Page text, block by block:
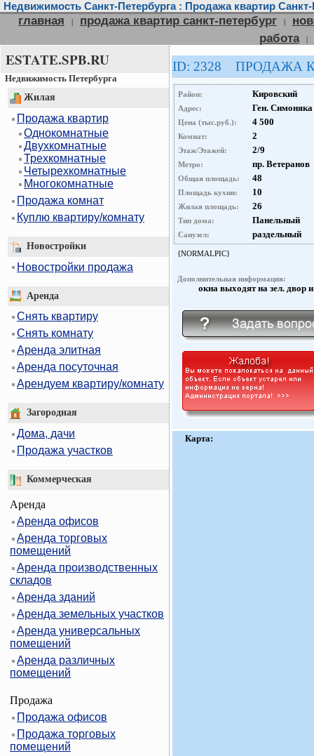
Недвижимость Санкт-Петербурга : Продажа квартир Санкт-
главная | продажа квартир санкт-петербург |
работа
|
ESTATE.SPB.RU
Недвижимость Петербурга
Жилая
Продажа квартир
Однокомнатные
Двухкомнатные
Трехкомнатные
Четырехкомнатные
Многокомнатные
Продажа комнат
Куплю квартиру/комнату
Новостройки
Новостройки продажа
Аренда
Снять квартиру
Снять комнату
Аренда элитная
Аренда посуточная
Арендуем квартиру/комнату
Загородная
Дома, дачи
Продажа участков
Коммерческая
Аренда
Аренда офисов
Аренда торговых
помещений
Аренда производственных
складов
Аренда зданий
Аренда земельных участков
Аренда универсальных
помещений
Аренда различных
помещений
Продажа
Продажа офисов
Продажа торговых
помещений
ID: 2328 ПРОДАЖА
Район: Кировский
Адрес: Ген. Симоняка
Цена (тыс.руб.): 4 500
Комнат: 2
Этаж/Этажей: 2/9
Метро: пр. Ветеранов
Общая площадь: 48
Площадь кухни: 10
Жилая площадь: 26
Тип дома: Панельный
Санузел: раздельный
{NORMALPIC}
Дополнительная информация:
окна выходят на зел. двор
Карта: